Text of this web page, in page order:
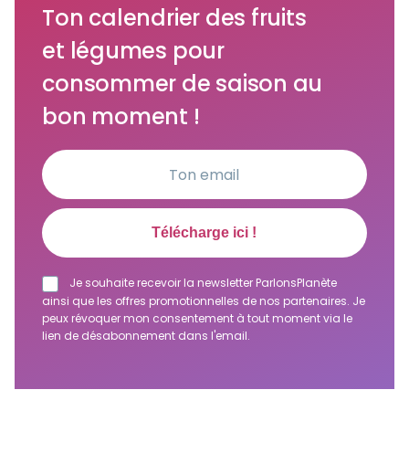
Ton calendrier des fruits
et légumes pour
consommer de saison au
bon moment !
Je souhaite recevoir la newsletter ParlonsPlanète
ainsi que les offres promotionnelles de nos partenaires. Je
peux révoquer mon consentement à tout moment via le
lien de désabonnement dans l'email.